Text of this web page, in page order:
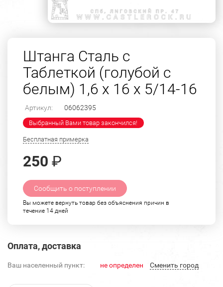
Штанга Сталь с
Таблеткой (голубой с
белым) 1,6 х 16 х 5/14-16
Артикул: 06062395
Выбранный Вами товар закончился!
Бесплатная примерка
250 ₽
Сообщить о поступлении
Вы можете вернуть товар без объяснения причин в
течение 14 дней
Оплата, доставка
Ваш населенный пункт: не определен Cменить город